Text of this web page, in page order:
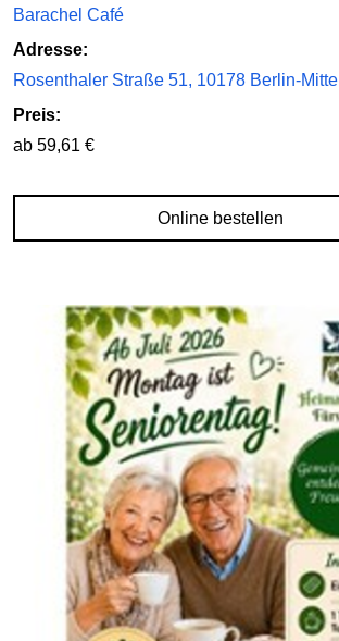
Barachel Café
Adresse:
Rosenthaler Straße 51, 10178 Berlin-Mitte
Preis:
ab 59,61 €
Online bestellen